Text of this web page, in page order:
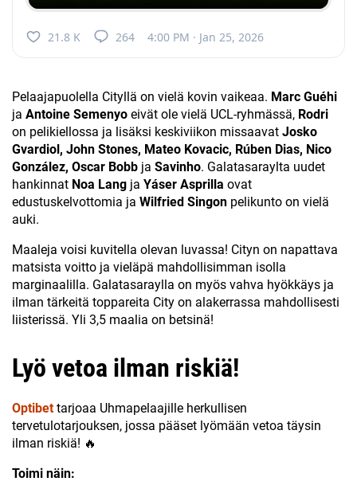
21.8 K 264 4:00 PM · Jan 25, 2026
Pelaajapuolella Cityllä on vielä kovin vaikeaa. Marc Guéhi
ja Antoine Semenyo eivät ole vielä UCL-ryhmässä, Rodri
on pelikiellossa ja lisäksi keskiviikon missaavat Josko
Gvardiol, John Stones, Mateo Kovacic, Rúben Dias, Nico
González, Oscar Bobb ja Savinho. Galatasaraylta uudet
hankinnat Noa Lang ja Yáser Asprilla ovat
edustuskelvottomia ja Wilfried Singon pelikunto on vielä
auki.
Maaleja voisi kuvitella olevan luvassa! Cityn on napattava
matsista voitto ja vieläpä mahdollisimman isolla
marginaalilla. Galatasaraylla on myös vahva hyökkäys ja
ilman tärkeitä toppareita City on alakerrassa mahdollisesti
liisterissä. Yli 3,5 maalia on betsinä!
Lyö vetoa ilman riskiä!
Optibettarjoaa Uhmapelaajille herkullisen
tervetulotarjouksen, jossa pääset lyömään vetoa täysin
ilman riskiä! 🔥
Toimi näin: